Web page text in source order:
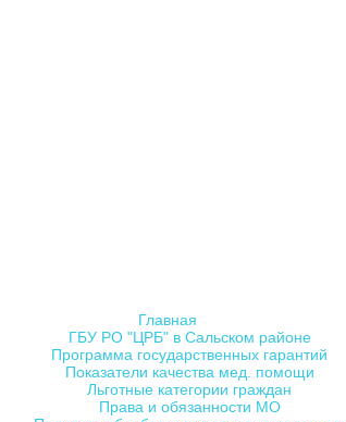
Главная
ГБУ РО "ЦРБ" в Сальском районе
Программа государственных гарантий
Показатели качества мед. помощи
Льготные категории граждан
Права и обязанности МО